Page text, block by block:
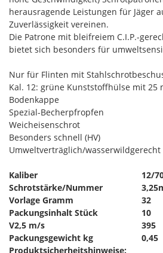
herausragende Leistungen für Jäger
Zuverlässigkeit vereinen.
Die Patrone mit bleifreiem C.I.P.-
bietet sich besonders für
Nur für Flinten mit
Kal. 12: grüne Kunststoffhülse mit 25
Bodenkappe
Spezial-Becherpfropfen
Weicheisenschrot
Besonders schnell (HV)
Umweltverträglich/wasserwildgerecht
Kaliber
12/
Schrotstärke/Nummer
Vorlage Gramm
32
Packungsinhalt Stück
10
V2,5 m/s
395
Packungsgewicht kg
0,45
Produktsicherheitshinweise: